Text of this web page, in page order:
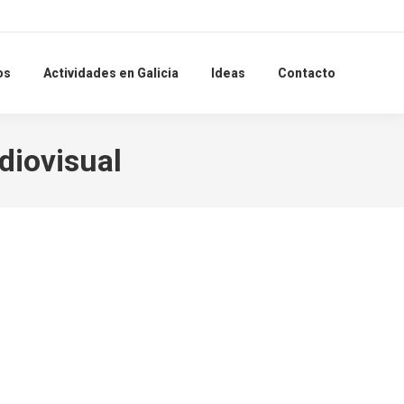
Actividades en Galicia Ideas Contacto